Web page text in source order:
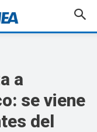
a
se viene
del